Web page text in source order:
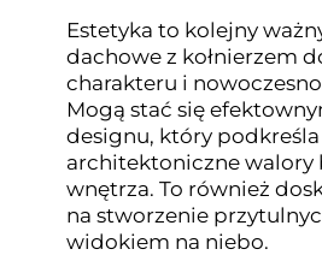
Estetyka to kolejny
dachowe z kołnierzem
charakteru i
Mogą stać się
designu, który podkreśla
architektoniczne walory
wnętrza. To również
na stworzenie
widokiem na niebo.